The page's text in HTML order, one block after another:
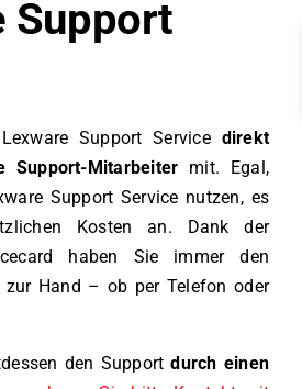
Support
Support Service direkt
Support-Mitarbeiter mit. Egal,
Support Service nutzen, es
Kosten an. Dank der
haben Sie immer den
zur Hand – ob per Telefon oder
den Supportdurch einen